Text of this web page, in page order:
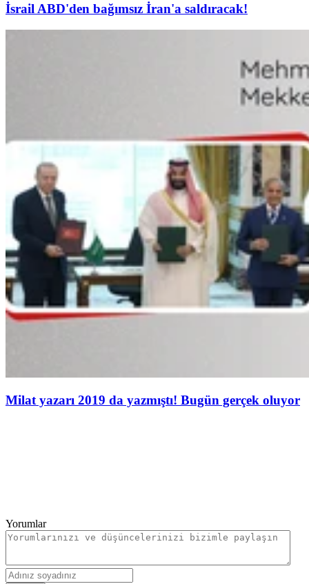
İsrail ABD'den bağımsız İran'a saldıracak!
Milat yazarı 2019 da yazmıştı! Bugün gerçek oluyor
Yorumlar